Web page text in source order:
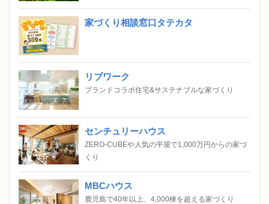
家づくり相談窓口タテカタ
リブワーク
ブランドコラボ住宅&サステナブルな家づくり
センチュリーハウス
ZERO-CUBEや人気の平屋で1,000万円からの家づ
くり
MBCハウス
鹿児島で40年以上、4,000棟を超える家づくり